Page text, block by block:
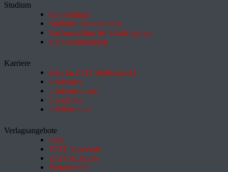
Studium
HeyStudium
Studium-Interessentest
Suchmaschine für Studiengänge
Hochschulranking
Karriere
Jobs im ZEIT Stellenmarkt
academics
academics.com
GoodJobs
e-fellows.net
Verlagsangebote
Abo
ZEIT Akademie
ZEIT REISEN
Partnersuche